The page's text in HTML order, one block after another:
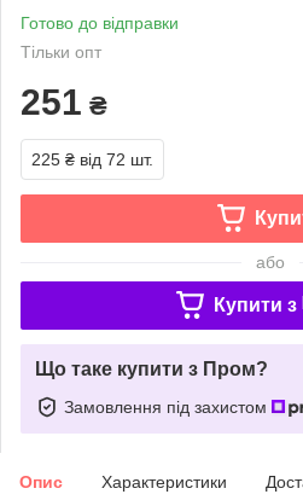
Готово до відправки
Тільки опт
251 ₴
225 ₴ від 72 шт.
або
Купити з
Що таке купити з Пром?
Замовлення під захистом
Опис Характеристики